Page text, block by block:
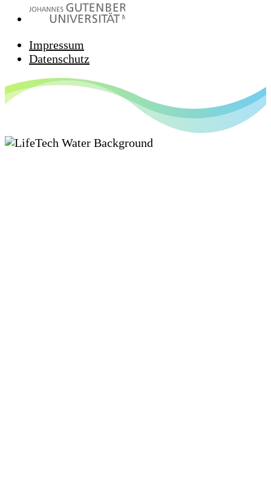
Impressum
Datenschutz